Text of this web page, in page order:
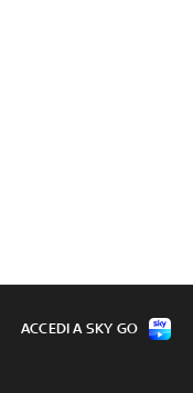
ACCEDI A SKY GO